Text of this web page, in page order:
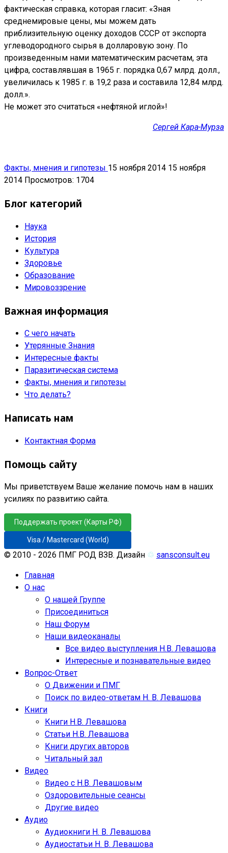
фактическая справка, которая гласит: «Зная
среднемировые цены, мы можем дать
приблизительную оценку доходов СССР от экспорта
углеводородного сырья в долларовую зону. По
произведенным нами математическим расчетам, эта
цифра, составлявшая в 1965 г. порядка 0,67 млрд. долл.,
увеличилась к 1985 г. в 19,2 раза и составила 12,84 млрд.
долл.».
Не может это считаться «нефтяной иглой»!
Сергей Кара-Мурза
Факты, мнения и гипотезы 15 ноября 2014 15 ноября
2014 Просмотров: 1704
Блог категорий
Наука
История
Культура
Здоровье
Образование
Мировоззрение
Важная информация
С чего начать
Утерянные Знания
Интересные факты
Паразитическая система
Факты, мнения и гипотезы
Что делать?
Написать нам
Контактная Форма
Помощь сайту
Мы приветствуем Ваше желание помочь нам в наших
усилиях по развитию сайта.
Поддержать проект (Карты РФ)
Visa / Mastercard (World)
© 2010 - 2026 ПМГ РОД ВЗВ. Дизайн ♲ sansconsult.eu
Главная
О нас
О нашей Группе
Присоединиться
Наш Форум
Наши видеоканалы
Все видео выступления Н.В. Левашова
Интересные и познавательные видео
Вопрос-Ответ
О Движении и ПМГ
Поиск по видео-ответам Н. В. Левашова
Книги
Книги Н.В. Левашова
Статьи Н.В. Левашова
Книги других авторов
Читальный зал
Видео
Видео с Н.В. Левашовым
Оздоровительные сеансы
Другие видео
Аудио
Аудиокниги Н. В. Левашова
Аудиостатьи Н. В. Левашова